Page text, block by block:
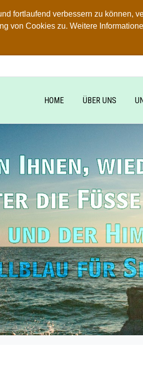
fortlaufend verbessern zu können,
von Cookies zu. Weitere
HOME ÜBER UNS